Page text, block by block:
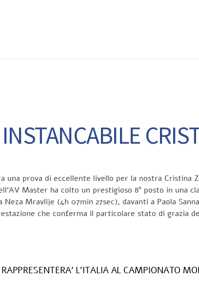
INSTANCABILE
una prova di eccellente livello per la nostra Cristina
Master ha colto un prestigioso 8° posto in una
Mravlije (4h 07min 27sec), davanti a Paola
che conferma il particolare stato di grazia
L’ITALIA AL CAMPIONATO